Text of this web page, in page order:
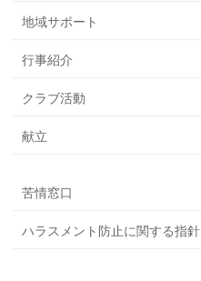
地域サポート
行事紹介
クラブ活動
献立
苦情窓口
ハラスメント防止に関する指針